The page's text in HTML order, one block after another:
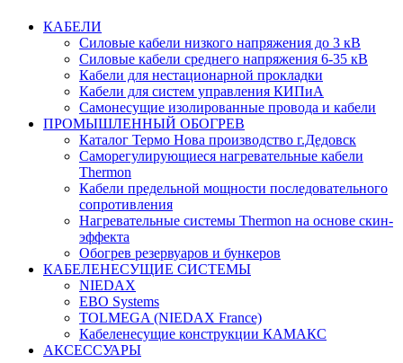
КАБЕЛИ
Силовые кабели низкого напряжения до 3 кВ
Силовые кабели среднего напряжения 6-35 кВ
Кабели для нестационарной прокладки
Кабели для систем управления КИПиА
Самонесущие изолированные провода и кабели
ПРОМЫШЛЕННЫЙ ОБОГРЕВ
Каталог Термо Нова производство г.Дедовск
Саморегулирующиеся нагревательные кабели
Thermon
Кабели предельной мощности последовательного
сопротивления
Нагревательные системы Thermon на основе скин-
эффекта
Обогрев резервуаров и бункеров
КАБЕЛЕНЕСУЩИЕ СИСТЕМЫ
NIEDAX
EBO Systems
TOLMEGA (NIEDAX France)
Кабеленесущие конструкции КАМАКС
АКСЕССУАРЫ